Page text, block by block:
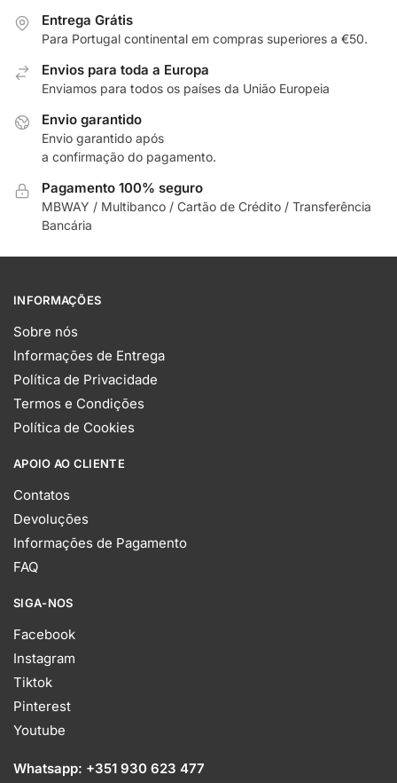
Entrega Grátis
Para Portugal continental em compras superiores a €50.
Envios para toda a Europa
Enviamos para todos os países da União Europeia
Envio garantido
Envio garantido após
a confirmação do pagamento.
Pagamento 100% seguro
MBWAY / Multibanco / Cartão de Crédito / Transferência
Bancária
INFORMAÇÕES
Sobre nós
Informações de Entrega
Política de Privacidade
Termos e Condições
Política de Cookies
APOIO AO CLIENTE
Contatos
Devoluções
Informações de Pagamento
FAQ
SIGA-NOS
Facebook
Instagram
Tiktok
Pinterest
Youtube
Whatsapp: +351 930 623 477